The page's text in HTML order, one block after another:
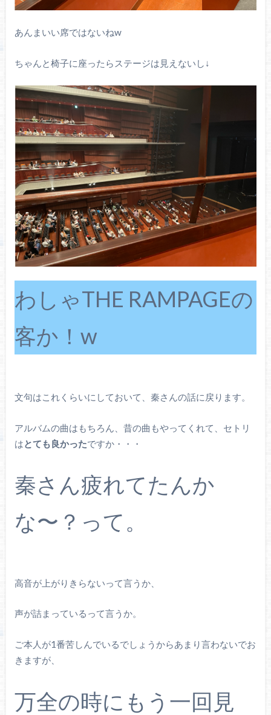
あんまいい席ではないねw
ちゃんと椅子に座ったらステージは見えないし↓
わしゃTHE RAMPAGEの
客か！w
文句はこれくらいにしておいて、秦さんの話に戻ります。
アルバムの曲はもちろん、昔の曲もやってくれて、セトリ
はとても良かったですか・・・
秦さん疲れてたんか
な〜？って。
高音が上がりきらないって言うか、
声が詰まっているって言うか。
ご本人が1番苦しんでいるでしょうからあまり言わないでお
きますが、
万全の時にもう一回見